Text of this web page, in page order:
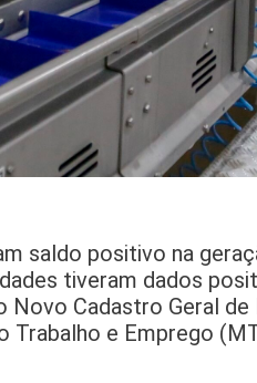
saldo positivo na
tiveram dados
Cadastro Geral
Trabalho e Emprego